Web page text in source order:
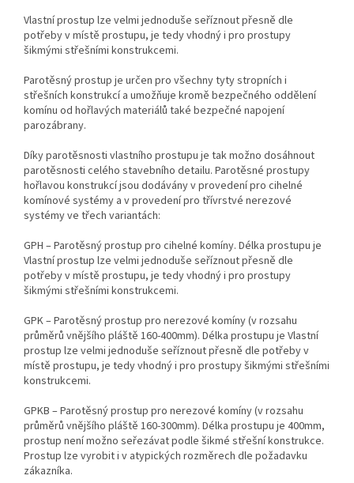
Vlastní prostup lze velmi jednoduše seříznout přesně dle
potřeby v místě prostupu, je tedy vhodný i pro prostupy
šikmými střešními konstrukcemi.
Parotěsný prostup je určen pro všechny tyty stropních i
střešních konstrukcí a umožňuje kromě bezpečného oddělení
komínu od hořlavých materiálů také bezpečné napojení
parozábrany.
Díky parotěsnosti vlastního prostupu je tak možno dosáhnout
parotěsnosti celého stavebního detailu. Parotěsné prostupy
hořlavou konstrukcí jsou dodávány v provedení pro cihelné
komínové systémy a v provedení pro třívrstvé nerezové
systémy ve třech variantách:
GPH – Parotěsný prostup pro cihelné komíny. Délka prostupu je
Vlastní prostup lze velmi jednoduše seříznout přesně dle
potřeby v místě prostupu, je tedy vhodný i pro prostupy
šikmými střešními konstrukcemi.
GPK – Parotěsný prostup pro nerezové komíny (v rozsahu
průměrů vnějšího pláště 160-400mm). Délka prostupu je Vlastní
prostup lze velmi jednoduše seříznout přesně dle potřeby v
místě prostupu, je tedy vhodný i pro prostupy šikmými střešními
konstrukcemi.
GPKB – Parotěsný prostup pro nerezové komíny (v rozsahu
průměrů vnějšího pláště 160-300mm). Délka prostupu je 400mm,
prostup není možno seřezávat podle šikmé střešní konstrukce.
Prostup lze vyrobit i v atypických rozměrech dle požadavku
zákazníka.